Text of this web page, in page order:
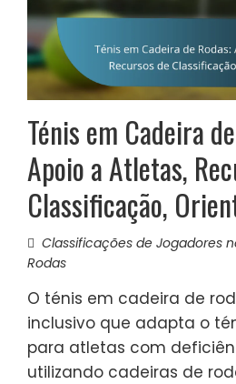
Ténis em Cadeira
Apoio a Atletas,
Classificação,
Classificações de Jogadores
Rodas
O ténis em cadeira de
inclusivo que adapta o
para atletas com
utilizando cadeiras de